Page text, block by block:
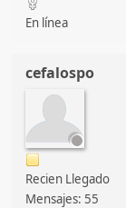
En línea
cefalospo
Recien Llegado
Mensajes: 55